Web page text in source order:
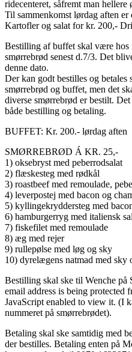
ridecenteret, såfremt man hellere
Til sammenkomst lørdag aften
Kartofler og salat for kr. 200,-
Bestilling af buffet skal være hos
smørrebrød senest d.7/3. Det
denne dato.
Der kan godt bestilles og betales
smørrebrød og buffet, men det
diverse smørrebrød er bestilt.
både bestilling og betaling.
BUFFET: Kr. 200.- lørdag aften
SMØRREBRØD Á KR. 25,-
1) oksebryst med peberrodsalat
2) flæskesteg med rødkål
3) roastbeef med remoulade,
4) leverpostej med bacon og
5) kyllingekryddersteg med
6) hamburgerryg med italiensk
7) fiskefilet med remoulade
8) æg med rejer
9) rullepølse med løg og sky
10) dyrelægens natmad med sky
Bestilling skal ske til Wenche på
email address is being protected
JavaScript enabled to view it. (I
nummeret på smørrebrødet).
Betaling skal ske samtidig med
der bestilles. Betaling enten på